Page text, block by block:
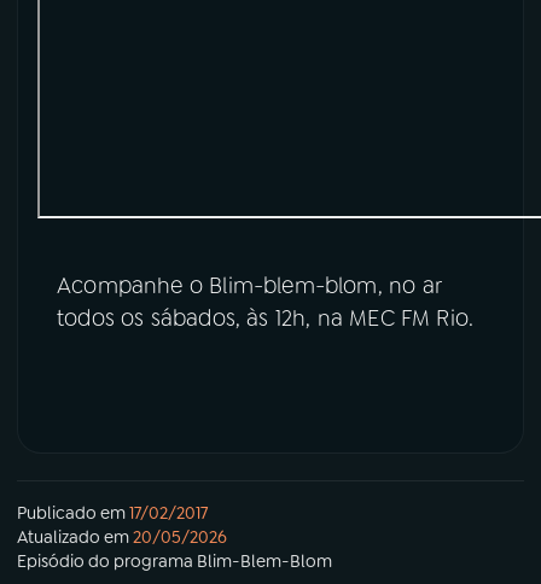
Acompanhe o Blim-blem-blom, no ar
todos os sábados, às 12h, na MEC FM Rio.
Publicado em17/02/2017
Atualizado em20/05/2026
Episódio do programa Blim-Blem-Blom